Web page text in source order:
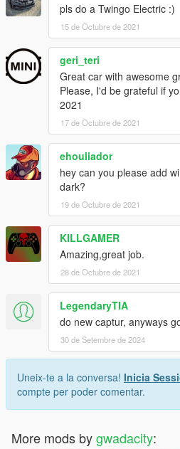
pls do a Twingo Electric :)
15 de Octubre de 2021
geri_teri
Great car with awesome
Please, I'd be grateful if
2021
17 de Octubre de 2021
ehouliador
hey can you please add
dark?
19 de Octubre de 2021
KILLGAMER
Amazing,great job.
28 de Octubre de 2021
LegendaryTIA
do new captur, anyways
30 de Setembre de 2024
Uneix-te a la conversa! Inicia
compte per poder comentar.
More mods bygwadacity: